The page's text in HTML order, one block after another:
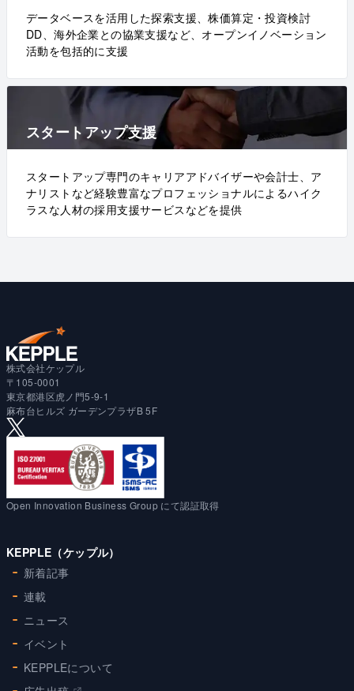
データベースを活用した探索支援、株価算定・投資検討
DD、海外企業との協業支援など、オープンイノベーション
活動を包括的に支援
スタートアップ支援
スタートアップ専門のキャリアアドバイザーや会計士、ア
ナリストなど経験豊富なプロフェッショナルによるハイク
ラスな人材の採用支援サービスなどを提供
株式会社ケップル
〒105-0001
東京都港区虎ノ門5-9-1
麻布台ヒルズ ガーデンプラザB 5F
Open Innovation Business Group にて認証取得
KEPPLE（ケップル）
新着記事
連載
ニュース
イベント
KEPPLEについて